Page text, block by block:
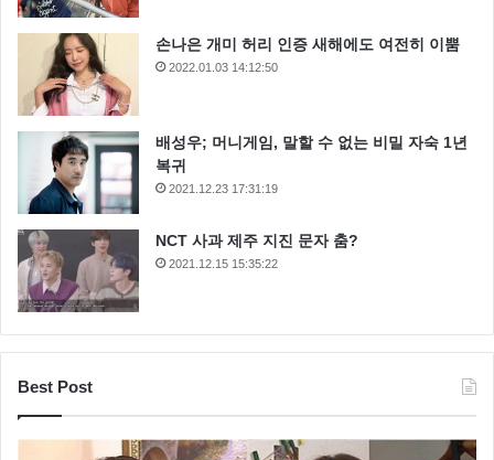
손나은 개미 허리 인증 새해에도 여전히 이뿜
2022.01.03 14:12:50
배성우; 머니게임, 말할 수 없는 비밀 자숙 1년
복귀
2021.12.23 17:31:19
NCT 사과 제주 지진 문자 춤?
2021.12.15 15:35:22
Best Post